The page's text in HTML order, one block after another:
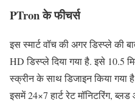
PTron केफीचर्स
इस स्मार्ट वॉच की अगर डिस्प्ले की
HD डिस्प्ले दिया गया है. इसे 10.5
स्क्रीन के साथ डिजाइन किया
इसमें 24×7 हार्ट रेट मॉनिटरिंग,